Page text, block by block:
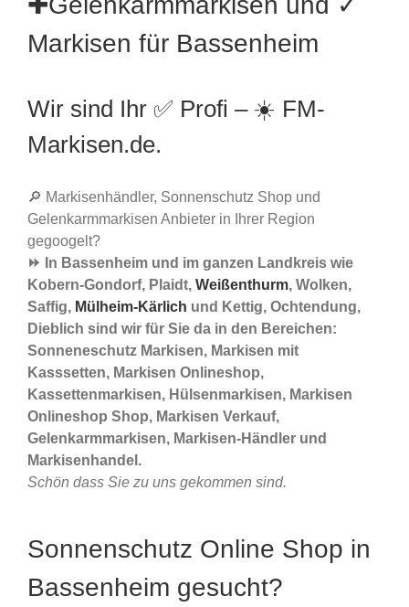
Markisen für Bassenheim
Wir sind Ihr ✅ Profi – ☀️ FM-
Markisen.de.
🔎 Markisenhändler, Sonnenschutz Shop und
Gelenkarmmarkisen Anbieter in Ihrer Region
gegoogelt?
⏩ In Bassenheim und im ganzen Landkreis wie
Kobern-Gondorf, Plaidt, Weißenthurm, Wolken,
Saffig, Mülheim-Kärlich und Kettig, Ochtendung,
Dieblich sind wir für Sie da in den Bereichen:
Sonneneschutz Markisen, Markisen mit
Kasssetten, Markisen Onlineshop,
Kassettenmarkisen, Hülsenmarkisen, Markisen
Onlineshop Shop, Markisen Verkauf,
Gelenkarmmarkisen, Markisen-Händler und
Markisenhandel.
Schön dass Sie zu uns gekommen sind.
Sonnenschutz Online Shop in
Bassenheim gesucht?